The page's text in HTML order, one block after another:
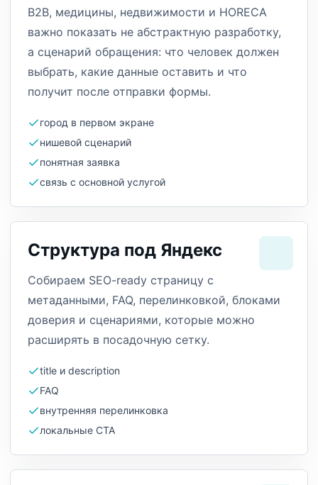
B2B, медицины, недвижимости и HORECA
важно показать не абстрактную разработку,
а сценарий обращения: что человек должен
выбрать, какие данные оставить и что
получит после отправки формы.
город в первом экране
нишевой сценарий
понятная заявка
связь с основной услугой
Структура под Яндекс
Собираем SEO-ready страницу с
метаданными, FAQ, перелинковкой, блоками
доверия и сценариями, которые можно
расширять в посадочную сетку.
title и description
FAQ
внутренняя перелинковка
локальные CTA